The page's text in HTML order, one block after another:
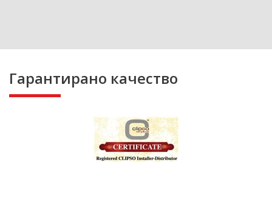
Гарантирано качество